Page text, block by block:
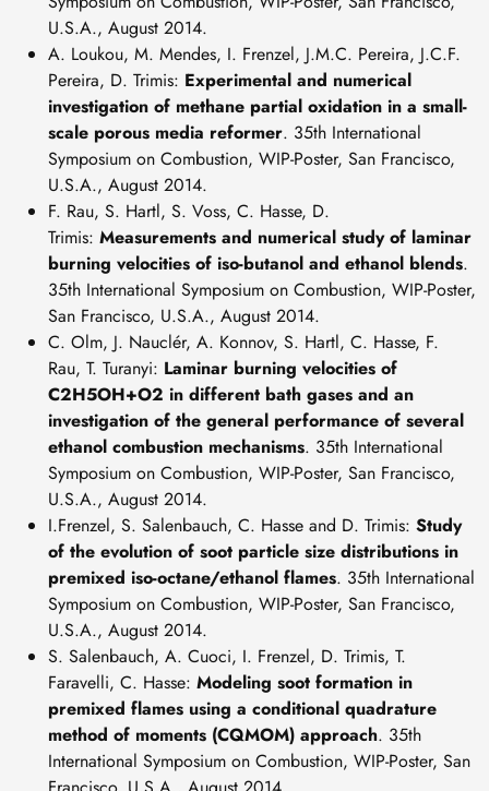
U.S.A., August 2014.
A. Loukou, M. Mendes, I. Frenzel, J.M.C. Pereira, J.C.F.
Pereira, D. Trimis: Experimental and numerical
investigation of methane partial oxidation in a small-
scale porous media reformer. 35th International
Symposium on Combustion, WIP-Poster, San Francisco,
U.S.A., August 2014.
F. Rau, S. Hartl, S. Voss, C. Hasse, D.
Trimis: Measurements and numerical study of laminar
burning velocities of iso-butanol and ethanol blends.
35th International Symposium on Combustion, WIP-Poster,
San Francisco, U.S.A., August 2014.
C. Olm, J. Nauclér, A. Konnov, S. Hartl, C. Hasse, F.
Rau, T. Turanyi: Laminar burning velocities of
C2H5OH+O2 in different bath gases and an
investigation of the general performance of several
ethanol combustion mechanisms. 35th International
Symposium on Combustion, WIP-Poster, San Francisco,
U.S.A., August 2014.
I.Frenzel, S. Salenbauch, C. Hasse and D. Trimis: Study
of the evolution of soot particle size distributions in
premixed iso-octane/ethanol flames. 35th International
Symposium on Combustion, WIP-Poster, San Francisco,
U.S.A., August 2014.
S. Salenbauch, A. Cuoci, I. Frenzel, D. Trimis, T.
Faravelli, C. Hasse: Modeling soot formation in
premixed flames using a conditional quadrature
method of moments (CQMOM) approach. 35th
International Symposium on Combustion, WIP-Poster, San